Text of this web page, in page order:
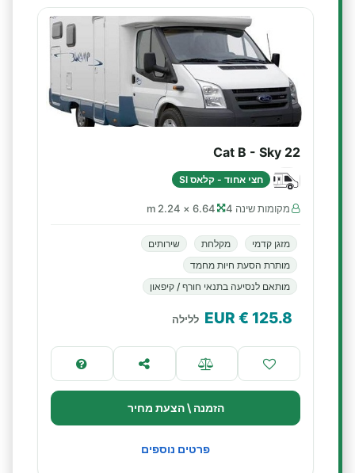
Cat B - Sky 22
חצי אחוד - קלאס SI
מקומות שינה 4 6.64 × 2.24 m
מזגן קדמי מקלחת
שירותים
מותרת הסעת חיות מחמד
מותאם לנסיעה בתנאי חורף / קיפאון
125.8
€ EUR ללילה
הזמנה \ הצעת מחיר
פרטים נוספים